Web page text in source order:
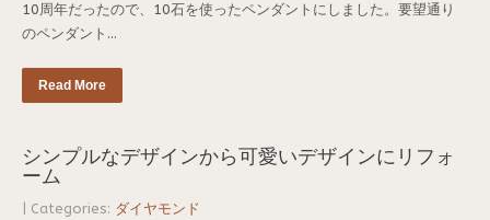
10周年だったので、10石を使ったペンダントにしました。要望通り
のペンダント...
Read More
シンプルなデザインから可愛いデザインにリフォ
ーム
| Categories: ダイヤモンド